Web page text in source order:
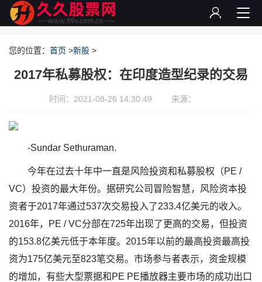
您的位置： 首页 >新股 >
2017年私募股权：在印度造型纪录的交易
时间：2021-08-26 14:30:49 来源：
-Sundar Sethuraman.
今年在过去十年中一直是风险投资和私募股权（PE /
VC）投资的最大年份。据研究公司冒险智慧，风险资本投
资者于2017年通过537次交易投入了233.4亿美元的收入。
2016年，PE / VC分部在725年出现了更高的交易，但投资
的153.8亿美元低于本年度。2015年以前的最高投资最高投
资为175亿美元至823笔交易。市场参与者表示，资金规模
的增加，有些大型票据和PE PE播放器主要市场的成功出口